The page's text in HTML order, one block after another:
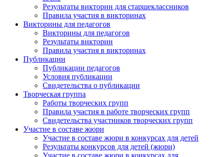
Результаты викторин для старшеклассников
Правила участия в викторинах
Викторины для педагогов
Викторины для педагогов
Результаты викторин
Правила участия в викторинах
Публикации
Публикации педагогов
Условия публикации
Свидетельства о публикации
Творческая группа
Работы творческих групп
Правила участия в работе творческих групп
Свидетельства участников творческих групп
Участие в составе жюри
Участие в составе жюри в конкурсах для детей
Результаты конкурсов для детей (жюри)
Участие в составе жюри в конкурсах для